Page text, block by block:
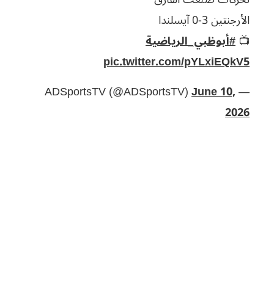
الأرجنتين 3-0 آيسلندا
📺#أبوظبي_الرياضية
pic.twitter.com/pYLxiEQkV5
— ADSportsTV (@ADSportsTV)
June 10,
2026